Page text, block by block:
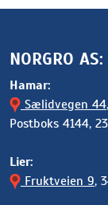
NORGRO AS:
Hamar:
Sælidvegen 44
Postboks 4144,
Lier:
Fruktveien 9,